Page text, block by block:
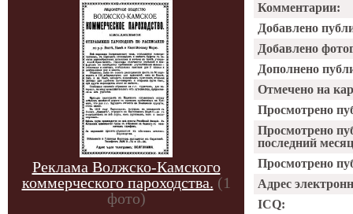
Реклама Волжско-Камского
коммерческого пароходства. (1
фото)
Комментарии:
Добавлено
Добавлено
Дополнено
Отмечено на
Просмотрено
Просмотрено
последний
Просмотрено
Адрес
ICQ: